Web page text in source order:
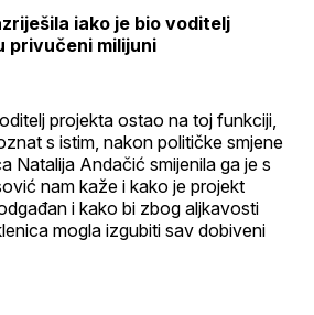
iako je bio voditelj
privučeni milijuni
projekta ostao na toj funkciji,
s istim, nakon političke smjene
Natalija Andačić smijenila ga je s
nam kaže i kako je projekt
i kako bi zbog aljkavosti
mogla izgubiti sav dobiveni